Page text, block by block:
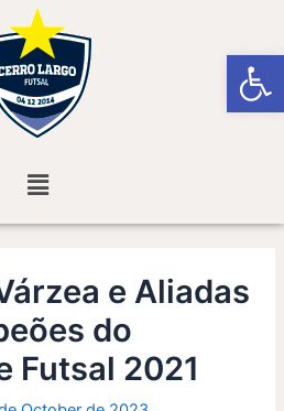
Menu
e Aliadas
do
Futsal 2021